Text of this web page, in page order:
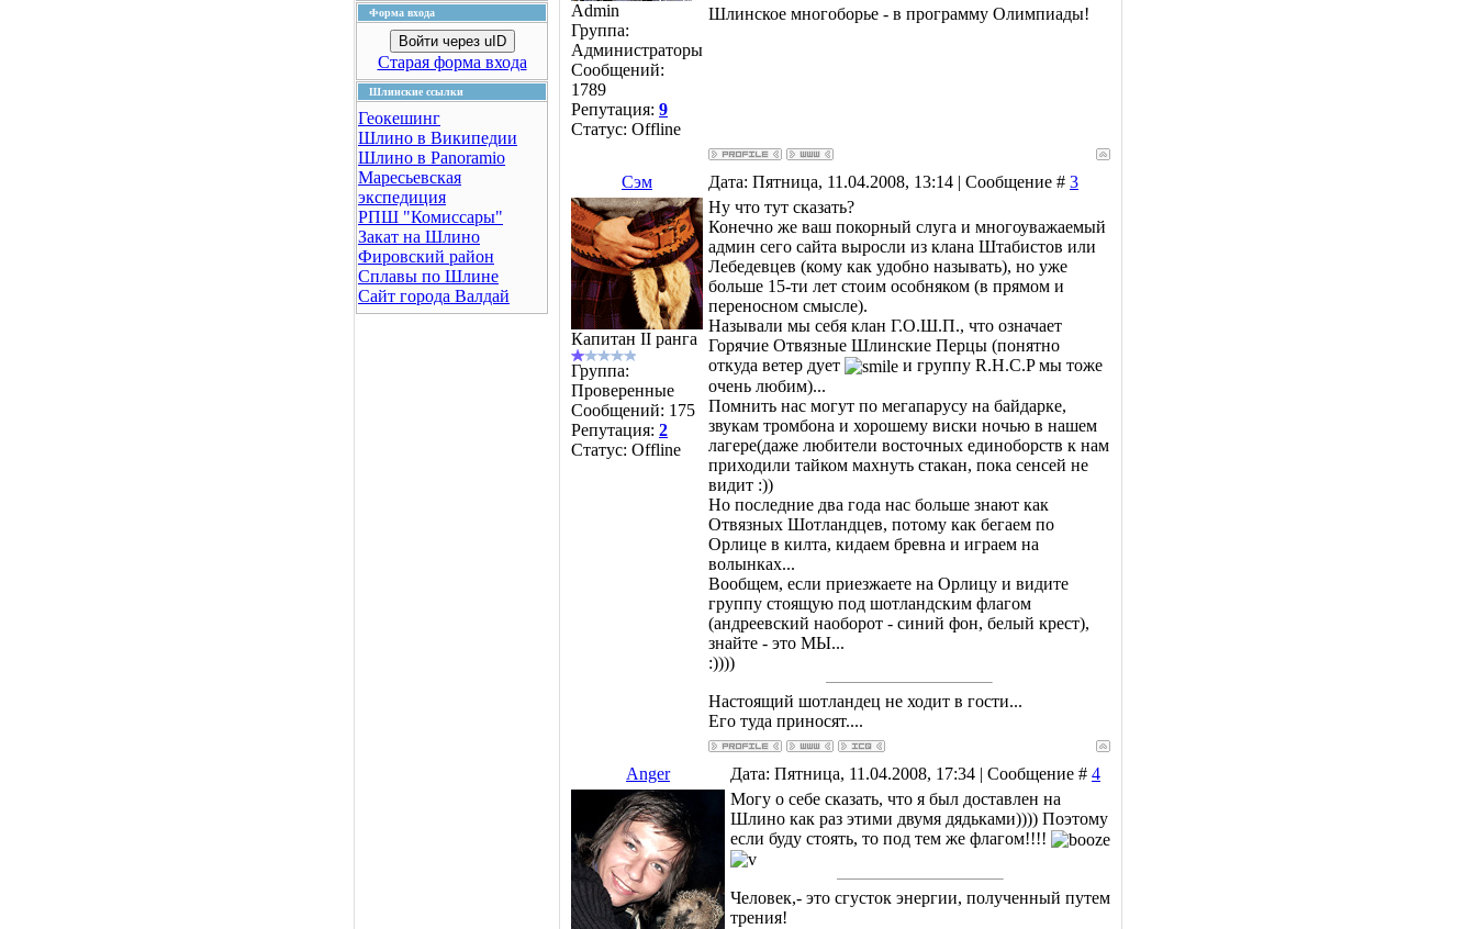
Форма входа
Войти через uID
Старая форма входа
Шлинские ссылки
Геокешинг
Шлино в Википедии
Шлино в Panoramio
Маресьевская
экспедиция
РПШ "Комиссары"
Закат на Шлино
Фировский район
Сплавы по Шлине
Сайт города Валдай
Admin
Группа:
Администраторы
Сообщений:
1789
Репутация: 9
Статус: Offline
Шлинское многоборье - в программу Олимпиады!
Сэм Дата: Пятница, 11.04.2008, 13:14 | Сообщение # 3
Капитан II ранга
Группа:
Проверенные
Сообщений: 175
Репутация: 2
Статус: Offline
Ну что тут сказать?
Конечно же ваш покорный слуга и многоуважаемый
админ сего сайта выросли из клана Штабистов или
Лебедевцев (кому как удобно называть), но уже
больше 15-ти лет стоим особняком (в прямом и
переносном смысле).
Называли мы себя клан Г.О.Ш.П., что означает
Горячие Отвязные Шлинские Перцы (понятно
откуда ветер дует
и группу R.H.C.P мы тоже
очень любим)...
Помнить нас могут по мегапарусу на байдарке,
звукам тромбона и хорошему виски ночью в нашем
лагере(даже любители восточных единоборств к нам
приходили тайком махнуть стакан, пока сенсей не
видит :))
Но последние два года нас больше знают как
Отвязных Шотландцев, потому как бегаем по
Орлице в килта, кидаем бревна и играем на
волынках...
Вообщем, если приезжаете на Орлицу и видите
группу стоящую под шотландским флагом
(андреевский наоборот - синий фон, белый крест),
знайте - это МЫ...
:))))
Настоящий шотландец не ходит в гости...
Его туда приносят....
Anger Дата: Пятница, 11.04.2008, 17:34 | Сообщение # 4
Могу о себе сказать, что я был доставлен на
Шлино как раз этими двумя дядьками)))) Поэтому
если буду стоять, то под тем же флагом!!!!
Человек,- это сгусток энергии, полученный путем
трения!